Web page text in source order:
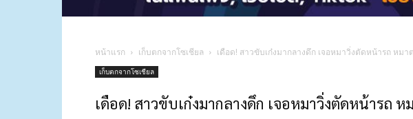
หน้าแรก เก็บตกจากโซเชียล เดือด! สาวขับเก๋งมากลางดึก เจอหมาวิ่งตัดหน้ารถ ห
เก็บตกจากโซเชียล
เดือด! สาวขับเก๋งมากลางดึก เจอหมาวิ่งตัดหน้ารถ